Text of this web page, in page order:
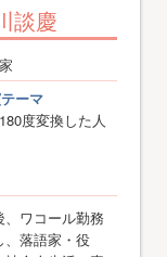
談慶
ーマ
度変換した人
、ワコール勤務
、落語家・役